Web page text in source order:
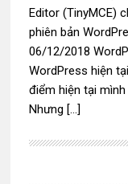
Editor (TinyMCE)
phiên bản
06/12/2018
WordPress hiện
điểm hiện tại mình
Nhưng […]